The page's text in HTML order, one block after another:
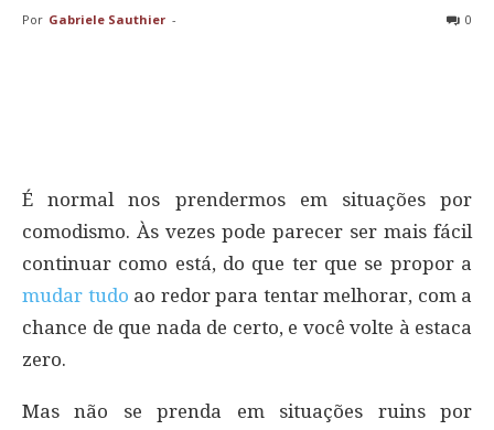
Por Gabriele Sauthier - 0
É normal nos prendermos em situações por
comodismo. Às vezes pode parecer ser mais fácil
continuar como está, do que ter que se propor a
mudar tudo ao redor para tentar melhorar, com a
chance de que nada de certo, e você volte à estaca
zero.
Mas não se prenda em situações ruins por